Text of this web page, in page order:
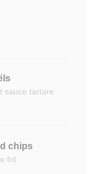
sauce tartare
chips
frit